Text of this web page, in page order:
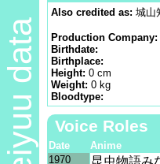
Seiyuu data
Also credited as: 城山
Production Company:
Birthdate:
Birthplace:
Height: 0 cm
Weight: 0 kg
Bloodtype:
Voice Roles
Date
Anime
1970
昆虫物語み